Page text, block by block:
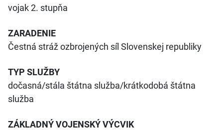
vojak 2. stupňa
ZARADENIE
Čestná stráž ozbrojených síl Slovenskej republiky
TYP SLUŽBY
dočasná/stála štátna služba/krátkodobá štátna
služba
ZÁKLADNÝ VOJENSKÝ VÝCVIK